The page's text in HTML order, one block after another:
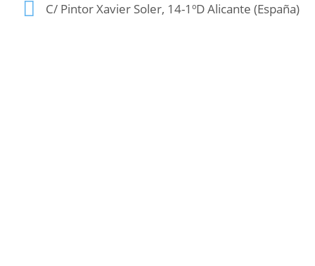
C/ Pintor Xavier Soler, 14-1ºD Alicante (España)